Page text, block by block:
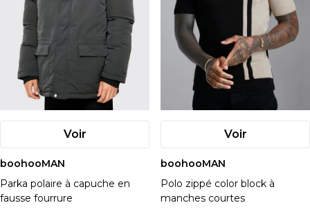
Voir
boohooMAN
Parka polaire à capuche en
fausse fourrure
Voir
boohooMAN
Polo zippé color block à
manches courtes